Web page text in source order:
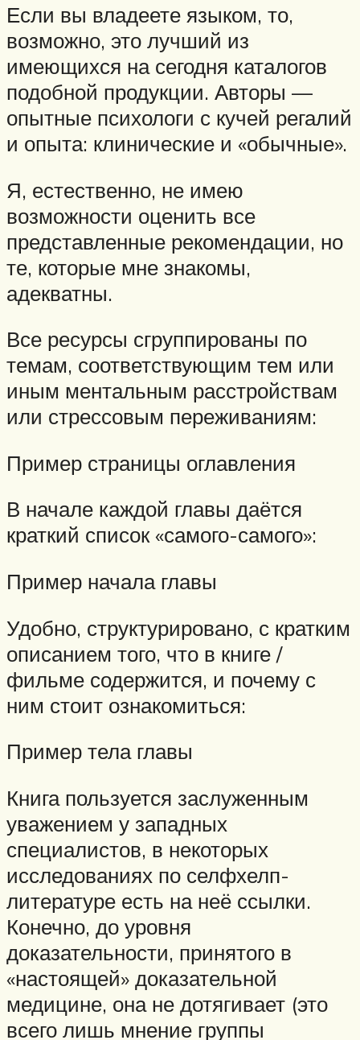
Если вы владеете языком, то,
возможно, это лучший из
имеющихся на сегодня каталогов
подобной продукции. Авторы —
опытные психологи с кучей регалий
и опыта: клинические и «обычные».
Я, естественно, не имею
возможности оценить все
представленные рекомендации, но
те, которые мне знакомы,
адекватны.
Все ресурсы сгруппированы по
темам, соответствующим тем или
иным ментальным расстройствам
или стрессовым переживаниям:
Пример страницы оглавления
В начале каждой главы даётся
краткий список «самого-самого»:
Пример начала главы
Удобно, структурировано, с кратким
описанием того, что в книге /
фильме содержится, и почему с
ним стоит ознакомиться:
Пример тела главы
Книга пользуется заслуженным
уважением у западных
специалистов, в некоторых
исследованиях по селфхелп-
литературе есть на неё ссылки.
Конечно, до уровня
доказательности, принятого в
«настоящей» доказательной
медицине, она не дотягивает (это
всего лишь мнение группы